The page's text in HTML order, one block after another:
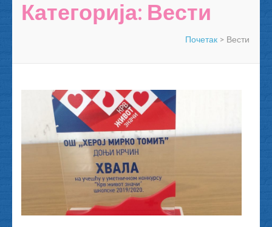
Категорија: Вести
Почетак > Вести